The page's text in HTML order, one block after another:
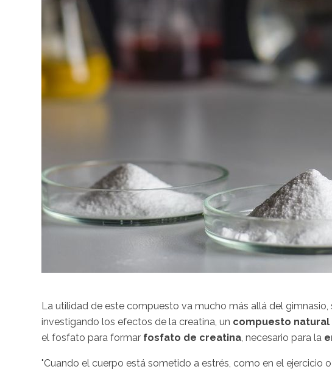
La utilidad de este compuesto va mucho más allá del gimnasio,
investigando los efectos de la creatina, un compuesto natural
el fosfato para formar fosfato de creatina , necesario para la
"Cuando el cuerpo está sometido a estrés, como en el ejercicio